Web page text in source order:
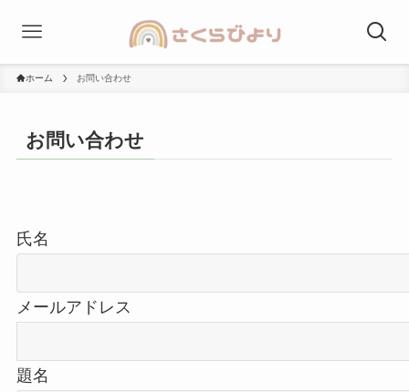
ホーム お問い合わせ
お問い合わせ
氏名
メールアドレス
題名